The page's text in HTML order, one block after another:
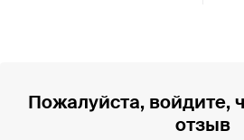
Пожалуйста, войдите,
отзыв